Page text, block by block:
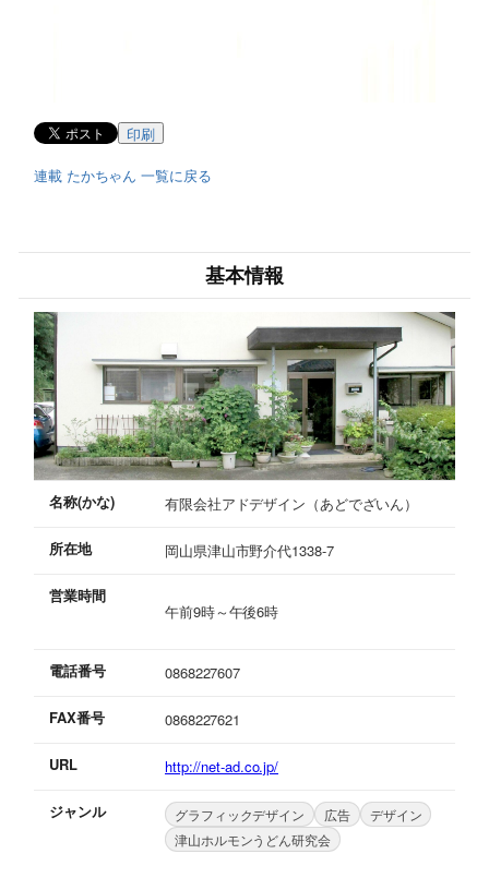
印刷
連載 たかちゃん 一覧に戻る
基本情報
名称(かな) 有限会社アドデザイン（あどでざいん）
所在地 岡山県津山市野介代1338-7
営業時間
午前9時～午後6時
電話番号 0868227607
FAX番号 0868227621
URL http://net-ad.co.jp/
ジャンル グラフィックデザイン 広告
デザイン
津山ホルモンうどん研究会